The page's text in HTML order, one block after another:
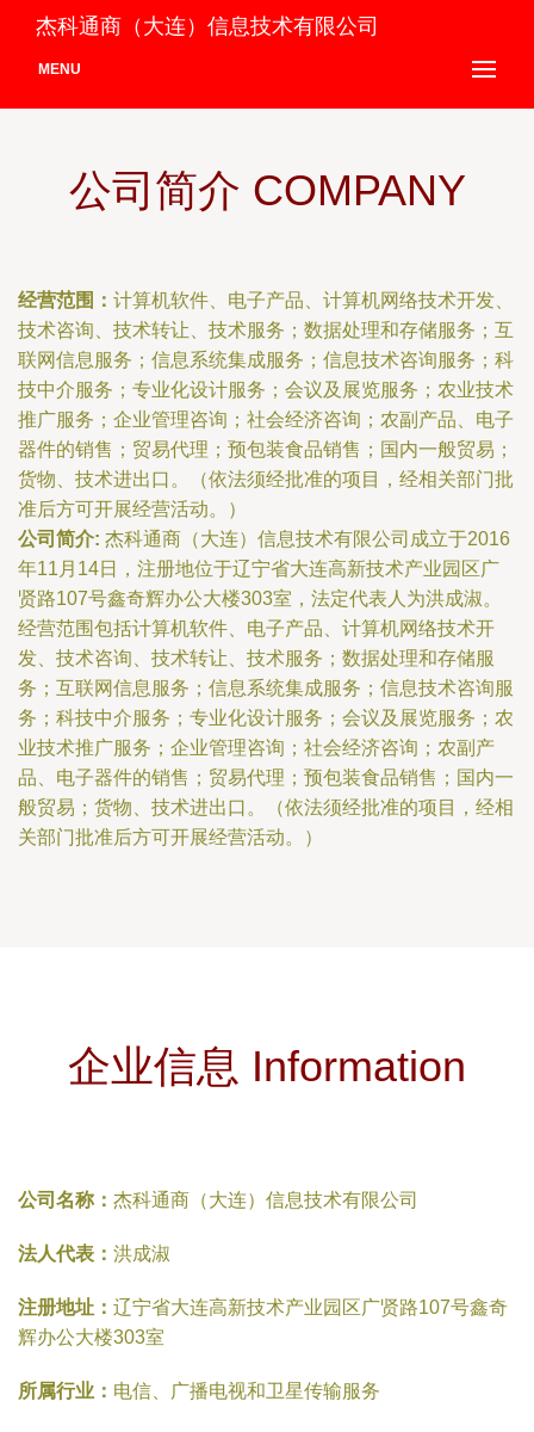
杰科通商（大连）信息技术有限公司
MENU
公司简介 COMPANY
经营范围： 计算机软件、电子产品、计算机网络技术开发、
技术咨询、技术转让、技术服务；数据处理和存储服务；互
联网信息服务；信息系统集成服务；信息技术咨询服务；科
技中介服务；专业化设计服务；会议及展览服务；农业技术
推广服务；企业管理咨询；社会经济咨询；农副产品、电子
器件的销售；贸易代理；预包装食品销售；国内一般贸易；
货物、技术进出口。（依法须经批准的项目，经相关部门批
准后方可开展经营活动。）
公司简介: 杰科通商（大连）信息技术有限公司成立于2016
年11月14日，注册地位于辽宁省大连高新技术产业园区广
贤路107号鑫奇辉办公大楼303室，法定代表人为洪成淑。
经营范围包括计算机软件、电子产品、计算机网络技术开
发、技术咨询、技术转让、技术服务；数据处理和存储服
务；互联网信息服务；信息系统集成服务；信息技术咨询服
务；科技中介服务；专业化设计服务；会议及展览服务；农
业技术推广服务；企业管理咨询；社会经济咨询；农副产
品、电子器件的销售；贸易代理；预包装食品销售；国内一
般贸易；货物、技术进出口。（依法须经批准的项目，经相
关部门批准后方可开展经营活动。）
企业信息 Information
公司名称： 杰科通商（大连）信息技术有限公司
法人代表： 洪成淑
注册地址： 辽宁省大连高新技术产业园区广贤路107号鑫奇
辉办公大楼303室
所属行业： 电信、广播电视和卫星传输服务